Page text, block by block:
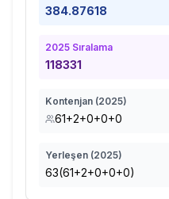
384.87618
2025 Sıralama
118331
Kontenjan (2025)
61+2+0+0+0
Yerleşen (2025)
63(61+2+0+0+0)